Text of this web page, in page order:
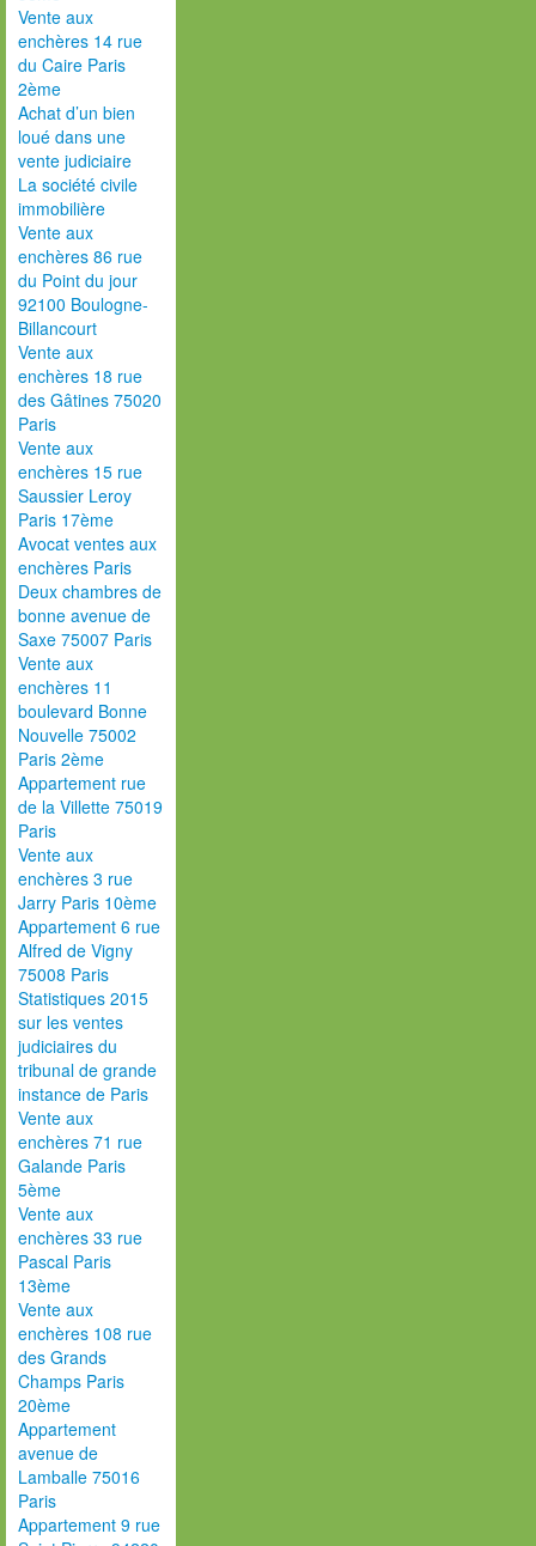
Vente aux
enchères 14 rue
du Caire Paris
2ème
Achat d’un bien
loué dans une
vente judiciaire
La société civile
immobilière
Vente aux
enchères 86 rue
du Point du jour
92100 Boulogne-
Billancourt
Vente aux
enchères 18 rue
des Gâtines 75020
Paris
Vente aux
enchères 15 rue
Saussier Leroy
Paris 17ème
Avocat ventes aux
enchères Paris
Deux chambres de
bonne avenue de
Saxe 75007 Paris
Vente aux
enchères 11
boulevard Bonne
Nouvelle 75002
Paris 2ème
Appartement rue
de la Villette 75019
Paris
Vente aux
enchères 3 rue
Jarry Paris 10ème
Appartement 6 rue
Alfred de Vigny
75008 Paris
Statistiques 2015
sur les ventes
judiciaires du
tribunal de grande
instance de Paris
Vente aux
enchères 71 rue
Galande Paris
5ème
Vente aux
enchères 33 rue
Pascal Paris
13ème
Vente aux
enchères 108 rue
des Grands
Champs Paris
20ème
Appartement
avenue de
Lamballe 75016
Paris
Appartement 9 rue